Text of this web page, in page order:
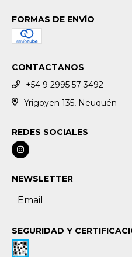
FORMAS DE ENVÍO
CONTACTANOS
+54 9 2995 57-3492
Yrigoyen 135, Neuquén
REDES SOCIALES
NEWSLETTER
SEGURIDAD Y